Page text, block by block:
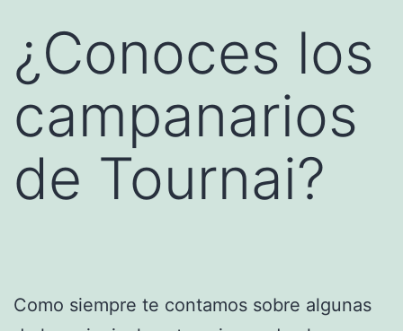
¿Conoces los
campanarios
de Tournai?
Como siempre te contamos sobre algunas